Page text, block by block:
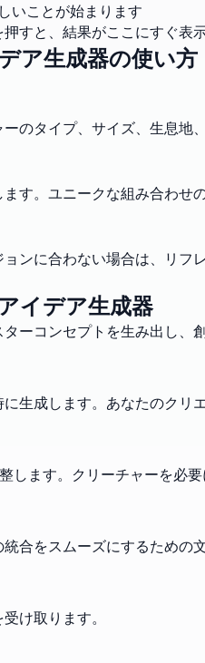
いことが始まります
すと、結果がここにすぐ表示
ア生成器の使い方
タイプ、サイズ、生息地
。ユニークな組み合わせ
ンに合わない場合は、リ
イデア生成器
コンセプトを生み出し、
成します。あなたのクリ
ます。クリーチャーを必要
合をスムーズにするための
け取ります。